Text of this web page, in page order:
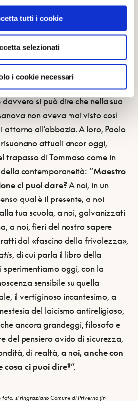
tutti i cookie
selezionati
i cookie necessari
Fossanova per onorare il dottore
centenario della sua morte
di ritardo...). “Era nostro pensiero
questa visita, a titolo di
Montini, “ma le circostanze
nostra intenzione...”. Quel giorno
fedeli accorse da tutta la
si può dire che nella sua
non aveva mai visto così
attorno all'abbazia. A loro, Paolo
attuali ancor oggi,
trapasso di Tommaso come in
contemporaneità: “Maestro
ci puoi dare?A noi, in un
qual è il presente, a noi
tua scuola, a noi, galvanizzati
a noi, fieri del nostro sapere
dal «fascino della frivolezza»,
, di cui parla il libro della
sperimentiamo oggi, con la
sensibile su quella
il vertiginoso incantesimo, a
del laicismo antireligioso,
ancora grandeggi, filosofo e
del pensiero avido di sicurezza,
di realtà, a noi, anche con
cosa ci puoi dire?”.
foto, si ringraziano Comune di Priverno (in